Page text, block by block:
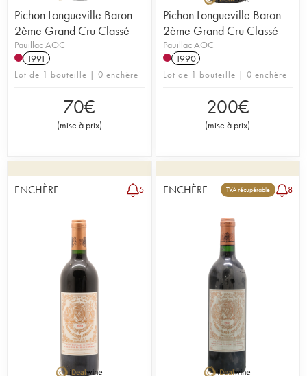
Pichon Longueville Baron
2ème Grand Cru Classé
Pauillac AOC
1991
Lot de 1 bouteille | 0 enchère
70€
(mise à prix)
Pichon Longueville Baron
2ème Grand Cru Classé
Pauillac AOC
1990
Lot de 1 bouteille | 0 enchère
200€
(mise à prix)
ENCHÈRE 5 ENCHÈRE TVA récupérable 8